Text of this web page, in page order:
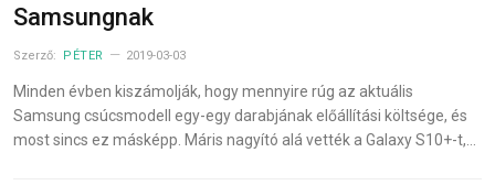
Samsungnak
Szerző: PÉTER 2019-03-03
Minden évben kiszámolják, hogy mennyire rúg az aktuális
Samsung csúcsmodell egy-egy darabjának előállítási költsége, és
most sincs ez másképp. Máris nagyító alá vették a Galaxy S10+-t,…